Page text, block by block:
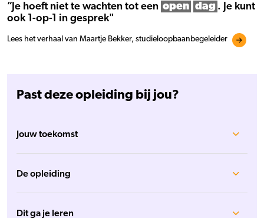
”Je hoeft niet te wachten tot een open dag . Je kunt
ook 1-op-1 in gesprek"
Lees het verhaal van Maartje Bekker, studieloopbaanbegeleider
Past deze opleiding bij jou?
Jouw toekomst
De opleiding
Dit ga je leren